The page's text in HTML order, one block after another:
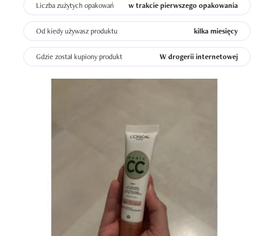
Liczba zużytych opakowań w trakcie pierwszego opakowania
Od kiedy używasz produktu kilka miesięcy
Gdzie został kupiony produkt W drogerii internetowej